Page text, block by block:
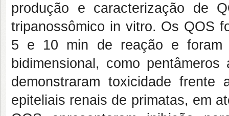
produção e caracterização de
tripanossômico in vitro. Os QOS
5 e 10 min de reação e foram
bidimensional, como
demonstraram toxicidade
epiteliais renais de primatas, em